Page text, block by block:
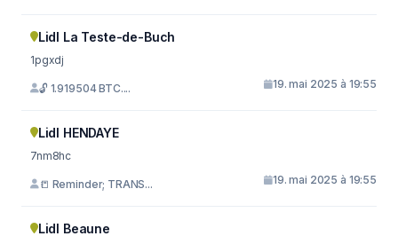
Lidl La Teste-de-Buch
1pgxdj
🔓 1.919504 BTC.... 19. mai 2025 à 19:55
Lidl HENDAYE
7nm8hc
📒 Reminder; TRANS... 19. mai 2025 à 19:55
Lidl Beaune